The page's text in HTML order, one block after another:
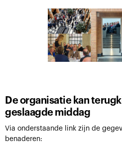
De organisatie kan
geslaagde middag
Via onderstaande link zijn de
benaderen: